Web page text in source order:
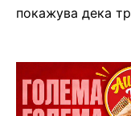
покажува дека